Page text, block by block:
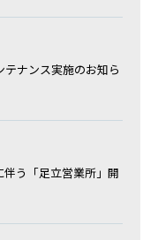
テナンス実施のお知ら
う「足立営業所」開